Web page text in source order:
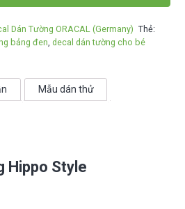
Dán Tường ORACAL (Germany) Thẻ:
bảng đen decal dán tường cho bé
Mẫu dán thử
Hippo Style